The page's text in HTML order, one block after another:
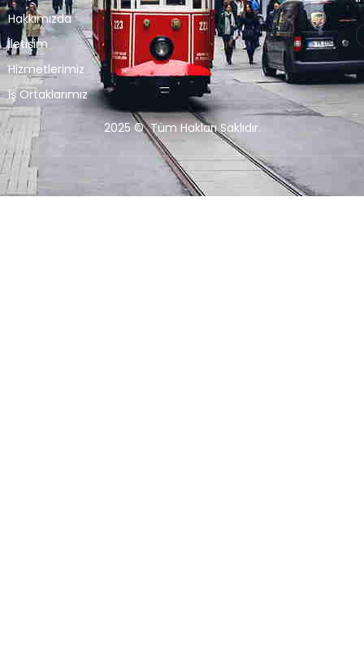
Hakkımızda
İletişim
Hizmetlerimiz
İş Ortaklarımız
2025 © Tüm Hakları Saklıdır.